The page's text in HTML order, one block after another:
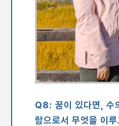
Q8: 꿈이 있다면, 수
람으로서 무엇을 이